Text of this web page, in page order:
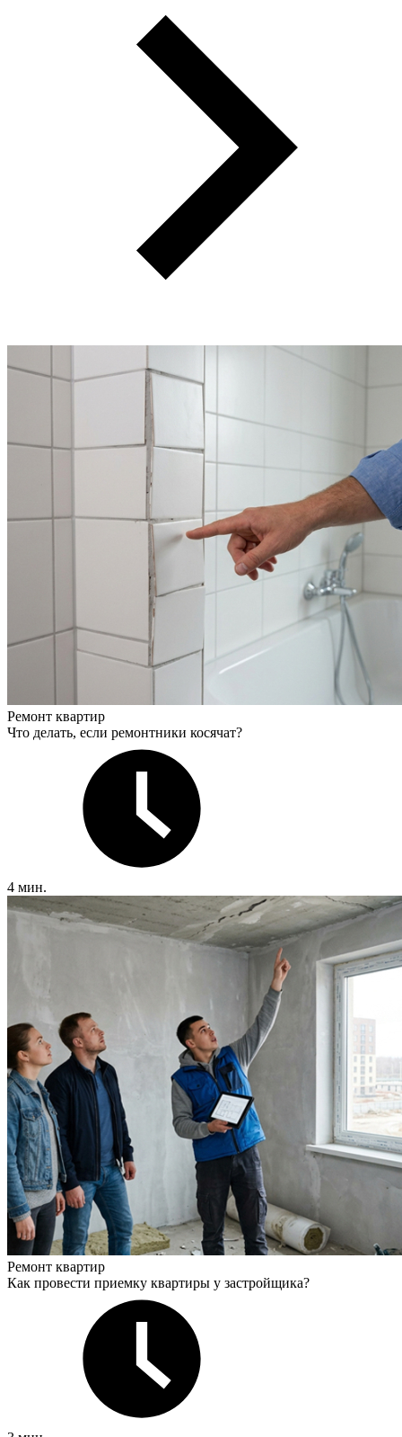
Ремонт квартир
Что делать, если ремонтники косячат?
4 мин.
Ремонт квартир
Как провести приемку квартиры у застройщика?